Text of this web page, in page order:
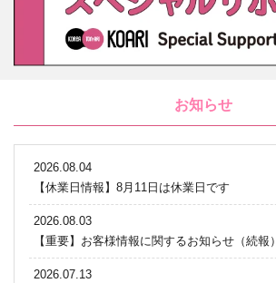
お知らせ
2026.08.04
【休業日情報】8月11日は休業日です
2026.08.03
【重要】お客様情報に関するお知らせ（続報）
2026.07.13